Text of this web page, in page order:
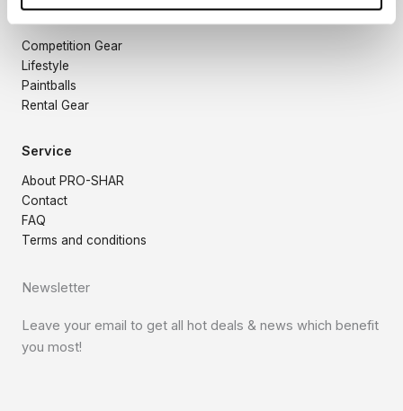
Competition Gear
Lifestyle
Paintballs
Rental Gear
Service
About PRO-SHAR
Contact
FAQ
Terms and conditions
Newsletter
Leave your email to get all hot deals & news which benefit
you most!